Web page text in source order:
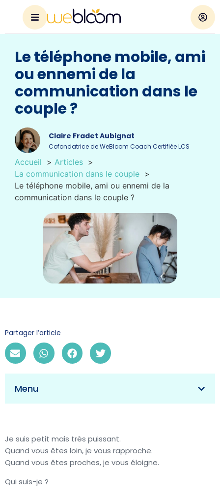
Le téléphone mobile, ami
ou ennemi de la
communication dans le
couple ?
Claire Fradet Aubignat
Cofondatrice de WeBloom Coach Certifiée LCS
Accueil
Articles
La communication dans le couple
Le téléphone mobile, ami ou ennemi de la
communication dans le couple ?
Partager l’article
Menu
Je suis petit mais très puissant.
Quand vous êtes loin, je vous rapproche.
Quand vous êtes proches, je vous éloigne.
Qui suis-je ?